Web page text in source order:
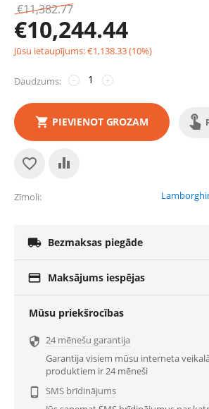
€11,382.77
€10,244.44
Jūsu ietaupījums:€1,138.33(10%)
Daudzums: +
−
PIEVIENOT GROZAM
Zīmoli
 Bezmaksas piegāde
 Maksājums iespējas
Mūsu priekšrocības
 24 mēnešu garantija
Garantija visiem mūsu interneta
produktiem ir 24 mēneši

SMS brīdinājums